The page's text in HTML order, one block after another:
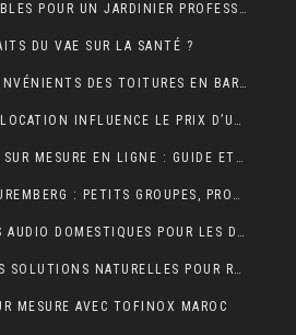
LES OUTILS INDISPENSABLES POUR UN JARDINIER PROFESSIONNEL
DU VAE SUR LA SANTÉ ?
LES AVANTAGES ET INCONVÉNIENTS DES TOITURES EN BARDEAUX
COMMENT LA DURÉE DE LOCATION INFLUENCE LE PRIX D’UNE BENNE ?
ACHETER DES FENÊTRES SUR MESURE EN LIGNE : GUIDE ET ASTUCES
COURS D’ALLEMAND À NUREMBERG : PETITS GROUPES, PROFESSEURS EXPÉRIMENTÉS, AMBIANCE CONVIVIALE
LE GUIDE DES SYSTÈMES AUDIO DOMESTIQUES POUR LES DÉBUTANTS
STRESS QUOTIDIEN : LES SOLUTIONS NATURELLES POUR RETROUVER VITALITÉ ET BIEN-ÊTRE
MESURE AVEC TOFINOX MAROC